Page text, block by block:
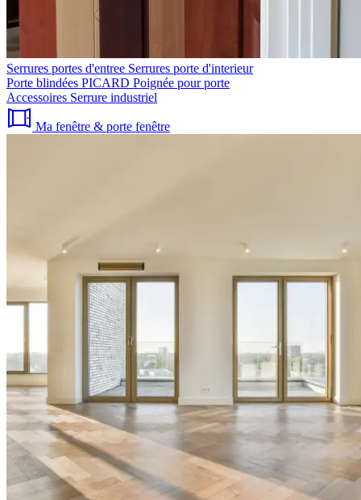
Serrures portes d'entree Serrures porte d'interieur
Porte blindées PICARD Poignée pour porte
Accessoires Serrure industriel
Ma fenêtre & porte fenêtre